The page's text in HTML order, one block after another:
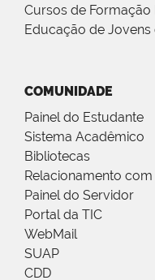
Cursos de Formação
Educação de
COMUNIDADE
Painel do Estudante
Sistema Acadêmico
Bibliotecas
Relacionamento
Painel do Servidor
Portal da TIC
WebMail
SUAP
CDD